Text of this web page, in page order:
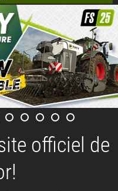
officiel de